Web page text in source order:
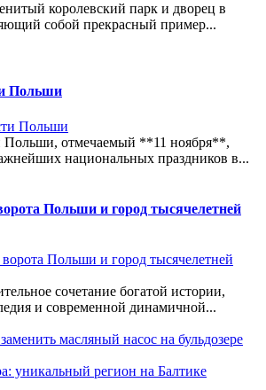
королевский парк и дворец в
собой прекрасный пример...
Польши
Польши, отмечаемый **11 ноября**,
национальных праздников в...
Польши и город тысячелетней
сочетание богатой истории,
и современной динамичной...
масляный насос на бульдозере
уникальный регион на Балтике